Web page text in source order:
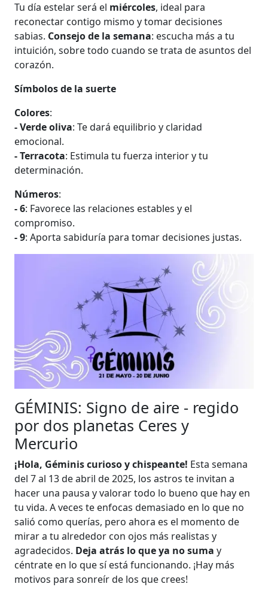
Tu día estelar será el miércoles, ideal para
reconectar contigo mismo y tomar decisiones
sabias. Consejo de la semana: escucha más a tu
intuición, sobre todo cuando se trata de asuntos del
corazón.
Símbolos de la suerte
Colores:
- Verde oliva: Te dará equilibrio y claridad
emocional.
- Terracota: Estimula tu fuerza interior y tu
determinación.
Números:
- 6: Favorece las relaciones estables y el
compromiso.
- 9: Aporta sabiduría para tomar decisiones justas.
GÉMINIS: Signo de aire - regido
por dos planetas Ceres y
Mercurio
¡Hola, Géminis curioso y chispeante! Esta semana
del 7 al 13 de abril de 2025, los astros te invitan a
hacer una pausa y valorar todo lo bueno que hay en
tu vida. A veces te enfocas demasiado en lo que no
salió como querías, pero ahora es el momento de
mirar a tu alrededor con ojos más realistas y
agradecidos. Deja atrás lo que ya no suma y
céntrate en lo que sí está funcionando. ¡Hay más
motivos para sonreír de los que crees!